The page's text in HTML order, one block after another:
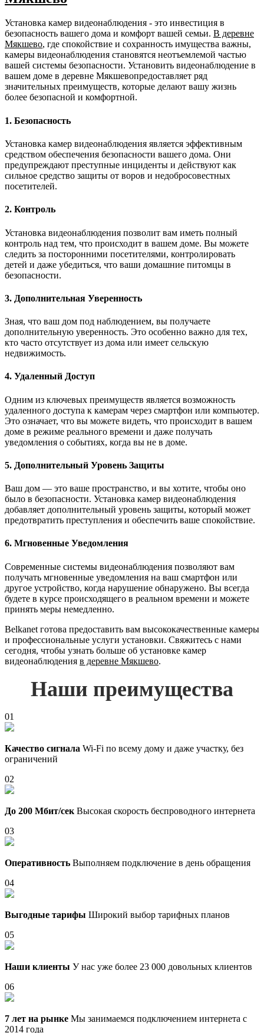
Установка камер видеонаблюдения - это инвестиция в
безопасность вашего дома и комфорт вашей семьи. В деревне
Мякшево, где спокойствие и сохранность имущества важны,
камеры видеонаблюдения становятся неотъемлемой частью
вашей системы безопасности. Установить видеонаблюдение в
вашем доме в деревне Мякшевопредоставляет ряд
значительных преимуществ, которые делают вашу жизнь
более безопасной и комфортной.
1. Безопасность
Установка камер видеонаблюдения является эффективным
средством обеспечения безопасности вашего дома. Они
предупреждают преступные инциденты и действуют как
сильное средство защиты от воров и недобросовестных
посетителей.
2. Контроль
Установка видеонаблюдения позволит вам иметь полный
контроль над тем, что происходит в вашем доме. Вы можете
следить за посторонними посетителями, контролировать
детей и даже убедиться, что ваши домашние питомцы в
безопасности.
3. Дополнительная Уверенность
Зная, что ваш дом под наблюдением, вы получаете
дополнительную уверенность. Это особенно важно для тех,
кто часто отсутствует из дома или имеет сельскую
недвижимость.
4. Удаленный Доступ
Одним из ключевых преимуществ является возможность
удаленного доступа к камерам через смартфон или компьютер.
Это означает, что вы можете видеть, что происходит в вашем
доме в режиме реального времени и даже получать
уведомления о событиях, когда вы не в доме.
5. Дополнительный Уровень Защиты
Ваш дом — это ваше пространство, и вы хотите, чтобы оно
было в безопасности. Установка камер видеонаблюдения
добавляет дополнительный уровень защиты, который может
предотвратить преступления и обеспечить ваше спокойствие.
6. Мгновенные Уведомления
Современные системы видеонаблюдения позволяют вам
получать мгновенные уведомления на ваш смартфон или
другое устройство, когда нарушение обнаружено. Вы всегда
будете в курсе происходящего в реальном времени и можете
принять меры немедленно.
Belkanet готова предоставить вам высококачественные камеры
и профессиональные услуги установки. Свяжитесь с нами
сегодня, чтобы узнать больше об установке камер
видеонаблюдения в деревне Мякшево.
Наши преимущества
01
Качество сигнала Wi-Fi по всему дому и даже участку, без
ограничений
02
До 200 Мбит/сек Высокая скорость беспроводного интернета
03
Оперативность Выполняем подключение в день обращения
04
Выгодные тарифы Широкий выбор тарифных планов
05
Наши клиенты У нас уже более 23 000 довольных клиентов
06
7 лет на рынке Мы занимаемся подключением интернета с
2014 года